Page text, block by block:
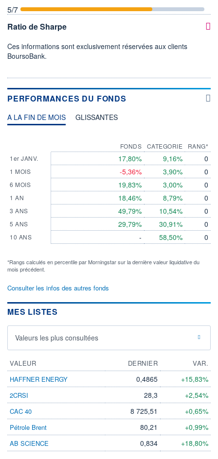
5/7
Ratio de Sharpe
Ces informations sont exclusivement réservées aux clients
BoursoBank.
PERFORMANCES DU FONDS
A LA FIN DE MOIS GLISSANTES
1er JANV.
1 MOIS
6 MOIS
1 AN
3 ANS
5 ANS
10 ANS
FONDS
17,80%
-5,36%
19,83%
18,46%
49,79%
29,79%
-
CATEGORIE
9,16%
3,90%
3,00%
8,79%
10,54%
30,91%
58,50%
RANG*
0
0
0
0
0
0
0
*Rangs calculés en percentile par Morningstar sur la dernière valeur liquidative du
mois précédent.
Consulter les infos des autres fonds
MES LISTES
Valeurs les plus consultées
VALEUR DERNIER
VAR.
HAFFNER ENERGY
0,4865 +15,83%
2CRSI 28,3 +2,54%
CAC 40 8 725,51 +0,65%
Pétrole Brent 80,21 +0,99%
AB SCIENCE 0,834 +18,80%